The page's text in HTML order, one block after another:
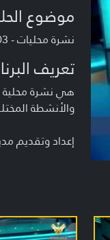
موضوع
نشرة محليات - 03-11-2025
تعريف
هي نشرة محلية
والأنشطة
إعداد وتقديم